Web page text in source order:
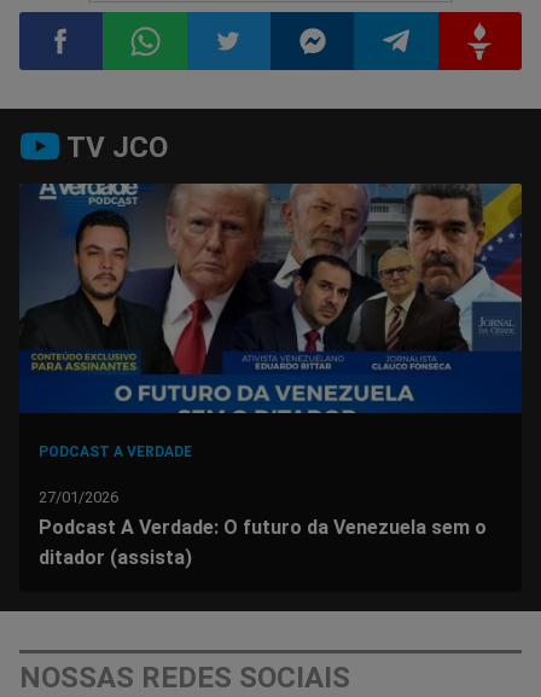
Compartilhar
no
Facebook
no
Whatsapp
no
Twitter
no
Messenger
no
Telegram
no
Gettr
TV JCO
PODCAST A VERDADE
27/01/2026
Podcast A Verdade: O futuro da Venezuela sem o
ditador (assista)
NOSSAS REDES SOCIAIS